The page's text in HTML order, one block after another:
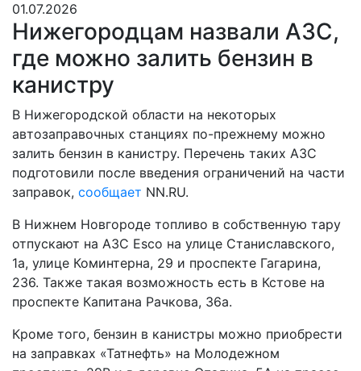
01.07.2026
Нижегородцам назвали АЗС,
где можно залить бензин в
канистру
В Нижегородской области на некоторых
автозаправочных станциях по-прежнему можно
залить бензин в канистру. Перечень таких АЗС
подготовили после введения ограничений на части
заправок, сообщает NN.RU.
В Нижнем Новгороде топливо в собственную тару
отпускают на АЗС Esco на улице Станиславского,
1а, улице Коминтерна, 29 и проспекте Гагарина,
236. Также такая возможность есть в Кстове на
проспекте Капитана Рачкова, 36а.
Кроме того, бензин в канистры можно приобрести
на заправках «Татнефть» на Молодежном